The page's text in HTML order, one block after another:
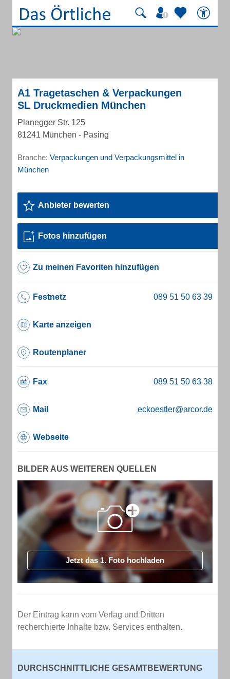
A1 Tragetaschen & Verpackungen
SL Druckmedien München
Planegger Str. 125
81241 München - Pasing
Branche: Verpackungen und Verpackungsmittel in
München
Anbieter bewerten
Fotos hinzufügen
Zu meinen Favoriten hinzufügen
Festnetz
Karte anzeigen
Routenplaner
Fax
Mail eckoestler@arcor.de
Webseite
BILDER AUS WEITEREN QUELLEN
Jetzt das 1. Foto hochladen
Der Eintrag kann vom Verlag und Dritten
recherchierte Inhalte bzw. Services enthalten.
DURCHSCHNITTLICHE GESAMTBEWERTUNG